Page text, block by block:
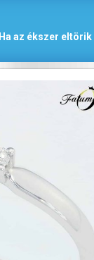
Ha az ékszer